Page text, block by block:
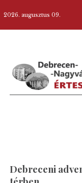
2026. augusztus 09.
Debreceni